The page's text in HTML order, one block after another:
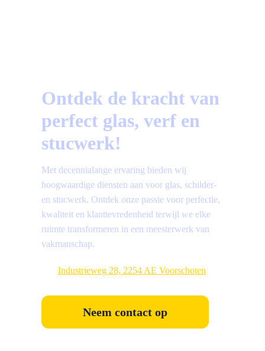
Ontdek de kracht van
perfect glas, verf en
stucwerk!
Met decennialange ervaring bieden wij
hoogwaardige diensten aan voor glas, schilder-
en stucwerk. Ontdek onze passie voor perfectie,
kwaliteit en klanttevredenheid terwijl we elke
ruimte transformeren in een meesterwerk van
vakmanschap.
Industrieweg 28, 2254 AE Voorschoten
Neem contact op